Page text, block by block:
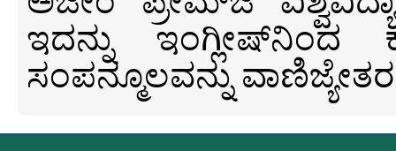
ಇದನ್ನು ಇಂಗ್ಲೀಷ್‍ನಿಂದ
ಸಂಪನ್ಮೂಲವನ್ನು